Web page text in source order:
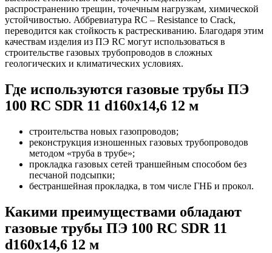
распространению трещин, точечным нагрузкам, химической
устойчивостью. Аббревиатура RC – Resistance to Crack,
переводится как стойкость к растрескиванию. Благодаря этим
качествам изделия из ПЭ RC могут использоваться в
строительстве газовых трубопроводов в сложных
геологических и климатических условиях.
Где используются газовые трубы ПЭ
100 RC SDR 11 d160х14,6 12 м
строительства новых газопроводов;
реконструкция изношенных газовых трубопроводов
методом «труба в трубе»;
прокладка газовых сетей траншейным способом без
песчаной подсыпки;
бестраншейная прокладка, в том числе ГНБ и прокол.
Какими преимуществами обладают
газовые трубы ПЭ 100 RC SDR 11
d160х14,6 12 м